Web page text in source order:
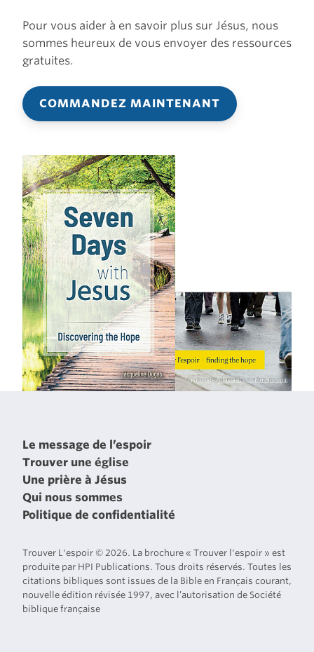
Pour vous aider à en savoir plus sur Jésus, nous
sommes heureux de vous envoyer des ressources
gratuites.
COMMANDEZ MAINTENANT
Le message de l’espoir
Trouver une église
Une prière à Jésus
Qui nous sommes
Politique de confidentialité
Trouver L'espoir © 2026. La brochure « Trouver l'espoir » est
produite par HPI Publications. Tous droits réservés. Toutes les
citations bibliques sont issues de la Bible en Français courant,
nouvelle édition révisée 1997, avec l’autorisation de Société
biblique française